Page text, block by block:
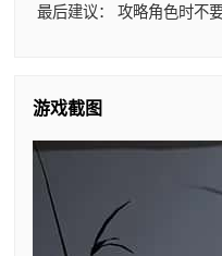
最后建议： 攻略角色时不
游戏截图